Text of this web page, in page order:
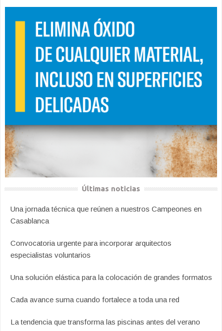
Últimas noticias
Una jornada técnica que reúnen a nuestros Campeones en
Casablanca
Convocatoria urgente para incorporar arquitectos
especialistas voluntarios
Una solución elástica para la colocación de grandes formatos
Cada avance suma cuando fortalece a toda una red
La tendencia que transforma las piscinas antes del verano